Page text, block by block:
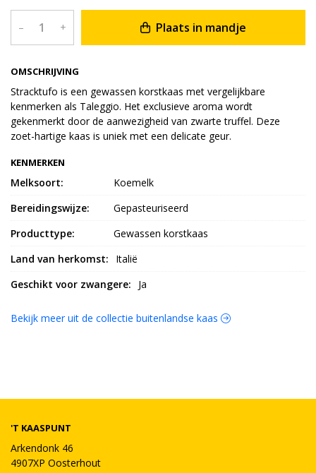
OMSCHRIJVING
Stracktufo is een gewassen korstkaas met vergelijkbare
kenmerken als Taleggio. Het exclusieve aroma wordt
gekenmerkt door de aanwezigheid van zwarte truffel. Deze
zoet-hartige kaas is uniek met een delicate geur.
– + Plaats in mandje
KENMERKEN
Melksoort:
Koemelk
Bereidingswijze:
Gepasteuriseerd
Producttype:
Gewassen korstkaas
Land van herkomst:
Italië
Geschikt voor zwangere:
Ja
Bekijk meer uit de collectie buitenlandse kaas
'T KAASPUNT
Arkendonk 46
4907XP Oosterhout